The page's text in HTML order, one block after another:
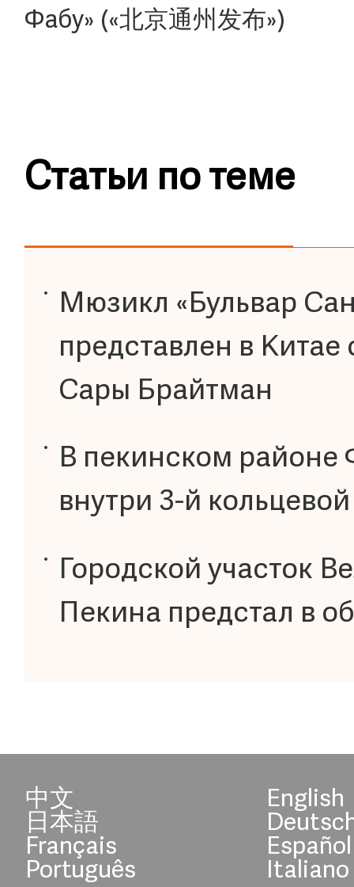
Фабу» («北京通州发布»)
Статьи по теме
Мюзикл «Бульвар
представлен в
Сары Брайтман
В пекинском районе
внутри 3-й
Городской участок
Пекина предстал в
中文 English
日本語
Français Español
Português Italiano